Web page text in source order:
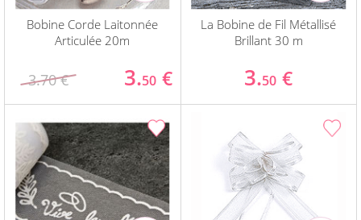
Bobine Corde Laitonnée
Articulée 20m
3.70 € 3.50 €
La Bobine de Fil Métallisé
Brillant 30 m
3.50 €